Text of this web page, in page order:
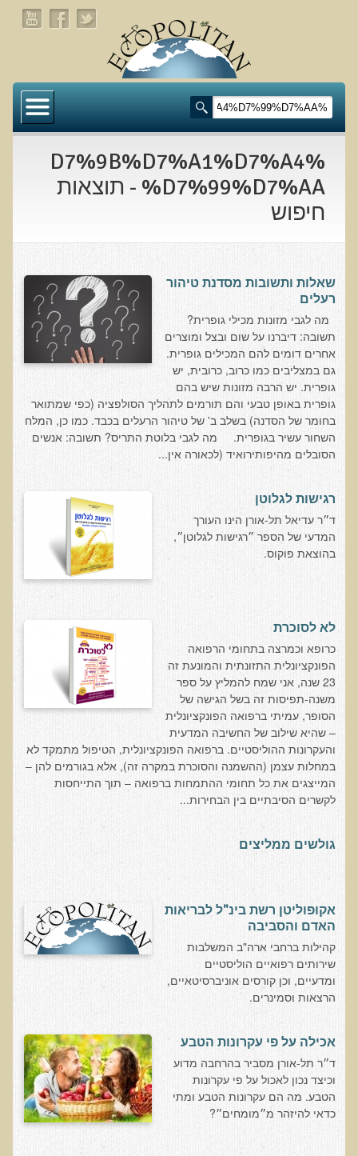
דף הבית
תעלומת שומן הדולפינים: מה גילינו כששתי קבוצות
בדיקת חוסרים ומתכות כבדות Socheck
מצבים קליניים ספציפיים
מהי רפואה פונקציונאלית טבעית?
שאלונים רפואיים פונקציונאליים
טופס קבלה לייעוץ קליני
טופס הרשמה לקבלת ייעוץ / טיפול + טופס פרטי בריאות
היסטוריה כרונולוגית
שאלון Identi-T Stress Assesment
שאלון נוירוביהוויוראלי
שאלון מערכת התריס
שאלון אוטואימוני
שאלון קנדידה
שאלון סימפטומים של קרינת רדיו
פרוטוקולים רפואיים
בדיקות מעבדה פונקציונאליות
בדיקת סריקה - חומצות אורגניות בשתן
בדיקת שתן לאיתור הצטברות של מתכות כבדות
בדיקת צואה לאיתור מתכות כבדות
בדיקה מקיפה לתפקוד מערכת העיכול
בדיקות לרגישויות לחלבונים
AMAS - בדיקת דם לאיתור מוקדם של סרטן
מידע מקצועי לרופאים ומטפלים על בדיקת ה-AMAS
ספרות מדעית - בדיקת AMAS
בדיקת AMAS - מידע למטופל
פאנל קרדיו-ווסקולרי - לבריאות מערכת כלי הדם והלב
בדיקת שיער לאיתור מחסור במינרלים
בדיקות גנטיות
בדיקות לאבחון מחסורים וסיכונים
בדיקת צואה לאיתור מוקדם של סרטן המעי הגס M2PK
%D7%9B%D7%A1%D7%A4
%D7%99%D7%AA - תוצאות
חיפוש
שאלות ותשובות מסדנת טיהור
רעלים
מה לגבי מזונות מכילי גופרית?
תשובה: דיברנו על שום ובצל ומוצרים
אחרים דומים להם המכילים גופרית.
גם במצליבים כמו כרוב, כרובית, יש
גופרית. יש הרבה מזונות שיש בהם
גופרית באופן טבעי והם תורמים לתהליך הסולפציה (כפי שמתואר
בחומר של הסדנה) בשלב ב' של טיהור הרעלים בכבד. כמו כן, המלח
השחור עשיר בגופרית. מה לגבי בלוטת התריס? תשובה: אנשים
הסובלים מהיפותירואיד (לכאורה אין...
רגישות לגלוטן
ד״ר עדיאל תל-אורן הינו העורך
המדעי של הספר ״רגישות לגלוטן״,
בהוצאת פוקוס.
לא לסוכרת
כרופא וכמרצה בתחומי הרפואה
הפונקציונלית התזונתית והמונעת זה
23 שנה, אני שמח להמליץ על ספר
משנה-תפיסות זה בשל הגישה של
הסופר, עמיתי ברפואה הפונקציונלית
– שהיא שילוב של החשיבה המדעית
והעקרונות ההוליסטיים. ברפואה הפונקציונלית, הטיפול מתמקד לא
במחלות עצמן (ההשמנה והסוכרת במקרה זה), אלא בגורמים להן –
המייצגים את כל תחומי ההתמחות ברפואה – תוך התייחסות
לקשרים הסיבתיים בין הבחירות...
גולשים ממליצים
אקופוליטן רשת בינ"ל לבריאות
האדם והסביבה
קהילות ברחבי ארה"ב המשלבות
שירותים רפואיים הוליסטיים
ומדעיים, וכן קורסים אוניברסיטאיים,
הרצאות וסמינרים.
אכילה על פי עקרונות הטבע
ד״ר תל-אורן מסביר בהרחבה מדוע
וכיצד נכון לאכול על פי עקרונות
הטבע. מה הם עקרונות הטבע ומתי
כדאי להיזהר מ״מומחים״?